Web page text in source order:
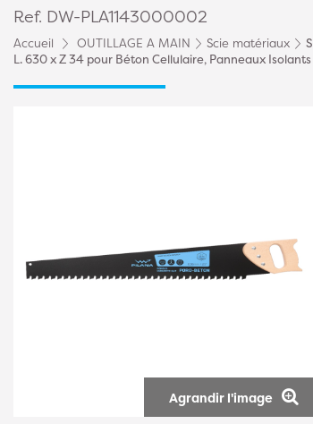
Ref. DW-PLA1143000002
Accueil OUTILLAGE A MAIN Scie matériaux
L. 630 x Z 34 pour Béton Cellulaire, Panneaux
Agrandir l'image